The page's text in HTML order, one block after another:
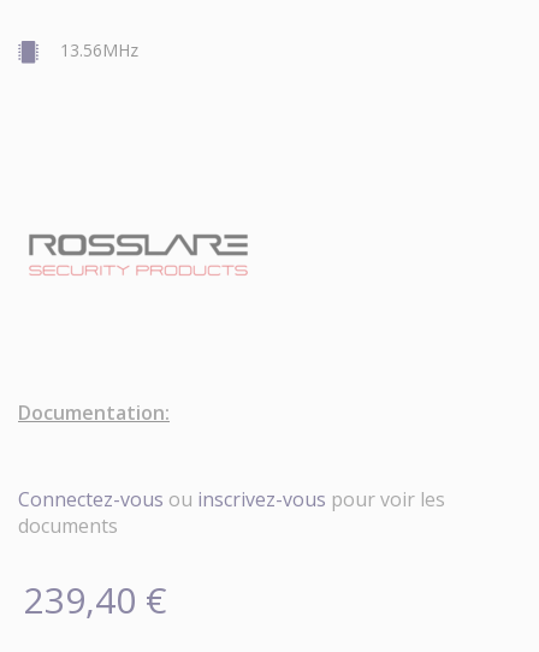
13.56MHz
Documentation:
Connectez-vous ou inscrivez-vous pour voir les
documents
239,40 €